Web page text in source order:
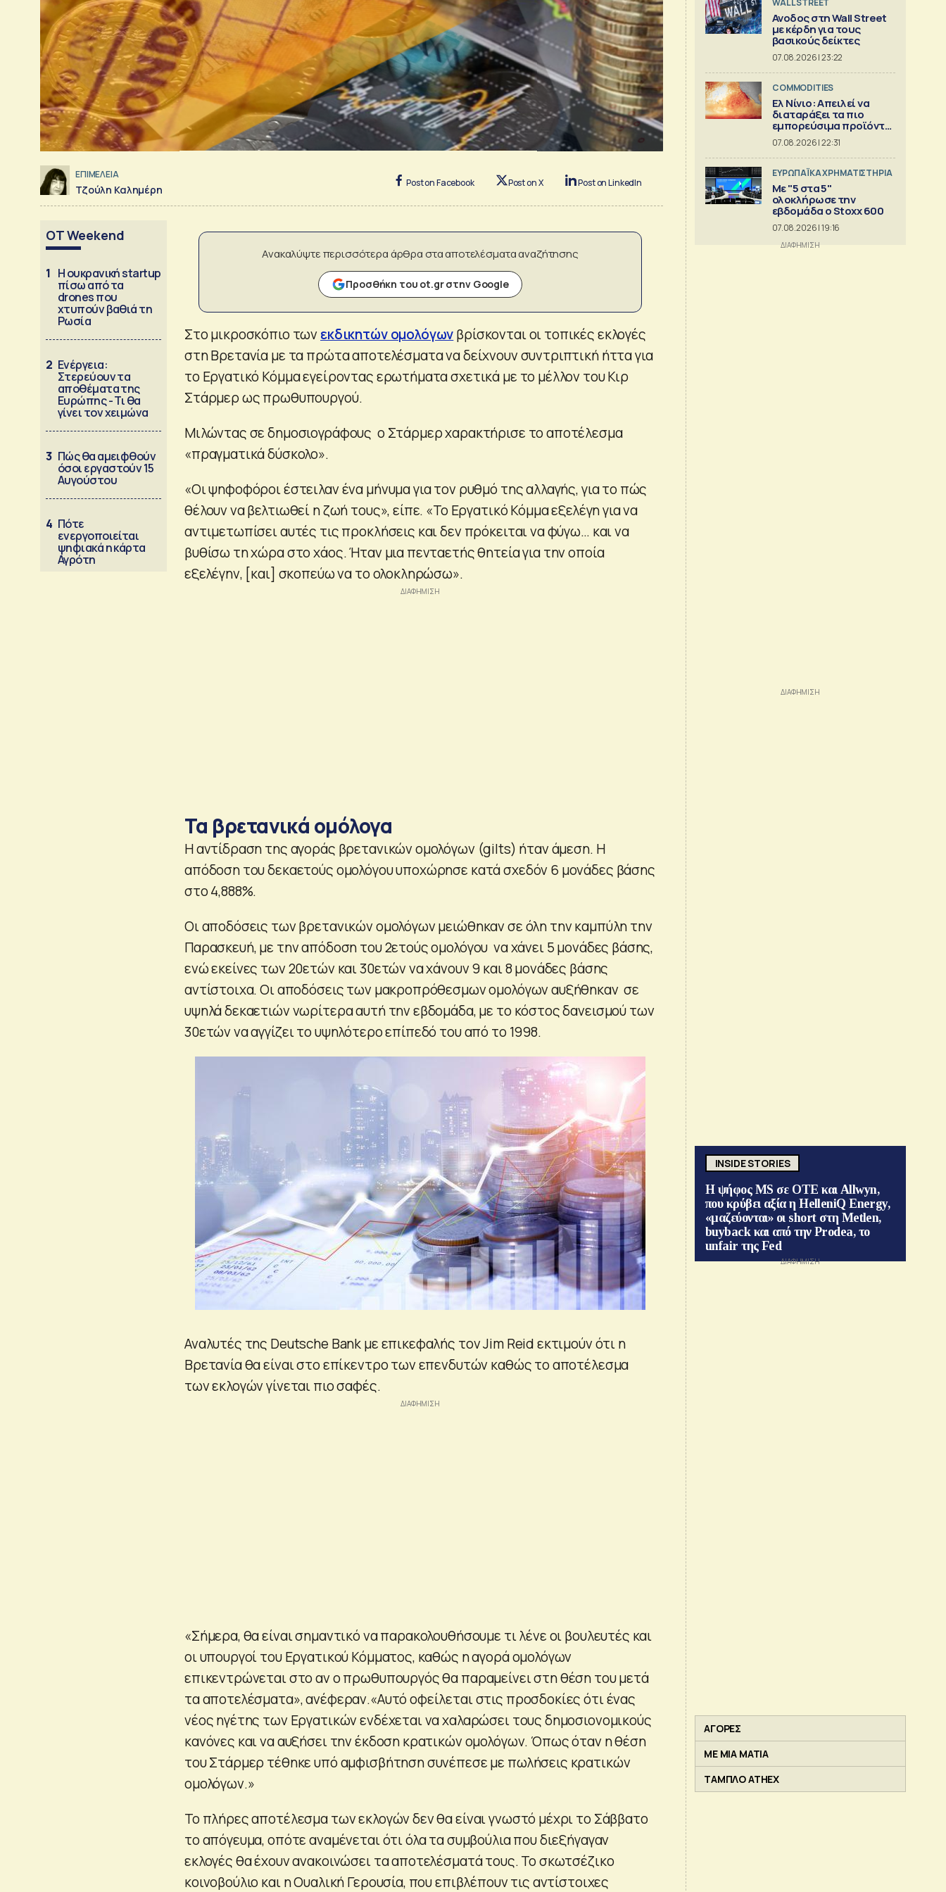
ΕΠΙΜΕΛΕΙΑ
Τζούλη Καλημέρη
Post on Facebook Post on X Post on LinkedIn
OT Weekend
1 Η ουκρανική startup
πίσω από τα
drones που
χτυπούν βαθιά τη
Ρωσία
2 Ενέργεια:
Στερεύουν τα
αποθέματα της
Ευρώπης - Τι θα
γίνει τον χειμώνα
3 Πώς θα αμειφθούν
όσοι εργαστούν 15
Αυγούστου
4 Πότε
ενεργοποιείται
ψηφιακά η κάρτα
Αγρότη
Ανακαλύψτε περισσότερα άρθρα στα αποτελέσματα αναζήτησης
Προσθήκη του ot.gr στην Google
Στο μικροσκόπιο των εκδικητών ομολόγωνβρίσκονται οι τοπικές εκλογές
στη Βρετανία με τα πρώτα αποτελέσματα να δείχνουν συντριπτική ήττα για
το Εργατικό Κόμμα εγείροντας ερωτήματα σχετικά με το μέλλον του Κιρ
Στάρμερ ως πρωθυπουργού.
Μιλώντας σε δημοσιογράφους ο Στάρμερ χαρακτήρισε το αποτέλεσμα
«πραγματικά δύσκολο».
«Οι ψηφοφόροι έστειλαν ένα μήνυμα για τον ρυθμό της αλλαγής, για το πώς
θέλουν να βελτιωθεί η ζωή τους», είπε. «Το Εργατικό Κόμμα εξελέγη για να
αντιμετωπίσει αυτές τις προκλήσεις και δεν πρόκειται να φύγω… και να
βυθίσω τη χώρα στο χάος. Ήταν μια πενταετής θητεία για την οποία
εξελέγην, [και] σκοπεύω να το ολοκληρώσω».
Τα βρετανικά ομόλογα
Η αντίδραση της αγοράς βρετανικών ομολόγων (gilts) ήταν άμεση. Η
απόδοση του δεκαετούς ομολόγου υποχώρησε κατά σχεδόν 6 μονάδες βάσης
στο 4,888%.
Οι αποδόσεις των βρετανικών ομολόγων μειώθηκαν σε όλη την καμπύλη την
Παρασκευή, με την απόδοση του 2ετούς ομολόγου να χάνει 5 μονάδες βάσης,
ενώ εκείνες των 20ετών και 30ετών να χάνουν 9 και 8 μονάδες βάσης
αντίστοιχα. Οι αποδόσεις των μακροπρόθεσμων ομολόγων αυξήθηκαν σε
υψηλά δεκαετιών νωρίτερα αυτή την εβδομάδα, με το κόστος δανεισμού των
30ετών να αγγίζει το υψηλότερο επίπεδό του από το 1998.
Αναλυτές της Deutsche Bank με επικεφαλής τον Jim Reid εκτιμούν ότι η
Βρετανία θα είναι στο επίκεντρο των επενδυτών καθώς το αποτέλεσμα
των εκλογών γίνεται πιο σαφές.
«Σήμερα, θα είναι σημαντικό να παρακολουθήσουμε τι λένε οι βουλευτές και
οι υπουργοί του Εργατικού Κόμματος, καθώς η αγορά ομολόγων
επικεντρώνεται στο αν ο πρωθυπουργός θα παραμείνει στη θέση του μετά
τα αποτελέσματα», ανέφεραν.«Αυτό οφείλεται στις προσδοκίες ότι ένας
νέος ηγέτης των Εργατικών ενδέχεται να χαλαρώσει τους δημοσιονομικούς
κανόνες και να αυξήσει την έκδοση κρατικών ομολόγων. Όπως όταν η θέση
του Στάρμερ τέθηκε υπό αμφισβήτηση συνέπεσε με πωλήσεις κρατικών
ομολόγων.»
Το πλήρες αποτέλεσμα των εκλογών δεν θα είναι γνωστό μέχρι το Σάββατο
το απόγευμα, οπότε αναμένεται ότι όλα τα συμβούλια που διεξήγαγαν
εκλογές θα έχουν ανακοινώσει τα αποτελέσματά τους. Το σκωτσέζικο
κοινοβούλιο και η Ουαλική Γερουσία, που επιβλέπουν τις αντίστοιχες
WALL STREET
Ανοδος στη Wall Street
με κέρδη για τους
βασικούς δείκτες
07.08.2026 | 23:22
COMMODITIES
Ελ Νίνιο: Απειλεί να
διαταράξει τα πιο
εμπορεύσιμα προϊόντα
στον κόσμο
07.08.2026 | 22:31
ΕΥΡΩΠΑΪΚΑ ΧΡΗΜΑΤΙΣΤΗΡΙΑ
Με "5 στα 5"
ολοκλήρωσε την
εβδομάδα ο Stoxx 600
07.08.2026 | 19:16
INSIDE STORIES
Η ψήφος MS σε ΟΤΕ και Allwyn,
που κρύβει αξία η HelleniQ Energy,
«μαζεύονται» οι short στη Metlen,
buyback και από την Prodea, το
unfair της Fed
ΑΓΟΡΕΣ
ΜΕ ΜΙΑ ΜΑΤΙΑ
ΤΑΜΠΛΟ ATHEX